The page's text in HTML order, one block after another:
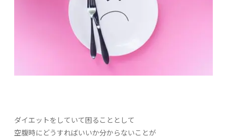
ダイエットをしていて困ることとして
空腹時にどうすればいいか分からないことが